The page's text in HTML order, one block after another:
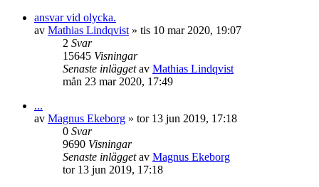
ansvar vid olycka.
av Mathias Lindqvist » tis 10 mar 2020, 19:07
2 Svar
15645 Visningar
Senaste inläggetav Mathias Lindqvist
mån 23 mar 2020, 17:49
...
av Magnus Ekeborg » tor 13 jun 2019, 17:18
0 Svar
9690 Visningar
Senaste inläggetav Magnus Ekeborg
tor 13 jun 2019, 17:18